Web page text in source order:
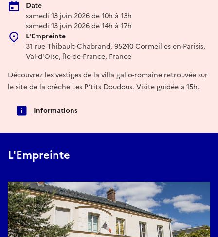
Date
samedi 13 juin 2026 de 10h à 13h
samedi 13 juin 2026 de 14h à 17h
L'Empreinte
31 rue Thibault-Chabrand, 95240 Cormeilles-en-Parisis,
Val-d'Oise, Île-de-France, France
Découvrez les vestiges de la villa gallo-romaine retrouvée sur
le site de la crèche Les P’tits Doudous. Visite guidée à 15h.
Informations
L'Empreinte